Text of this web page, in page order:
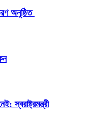
অনুষ্ঠিত
স্বরাষ্ট্রমন্ত্রী